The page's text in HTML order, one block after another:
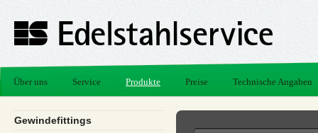
Über uns Service Produkte Preise Technische Angaben
Gewindefittings